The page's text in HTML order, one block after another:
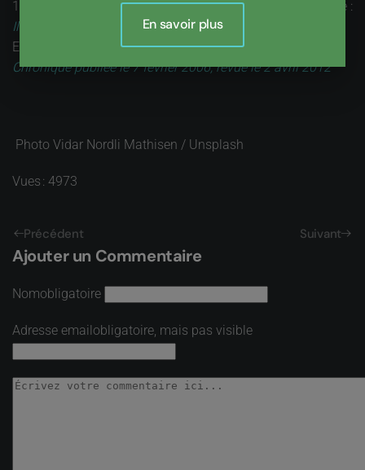
1 - On se reportera opportunément à l'ouvrage qu'il a dirigé :
Il y aura l'âge des choses légères , O2 France et Victoires-
Editions, 2003
Chronique publiée le 7 février 2006, revue le 2 avril 2012
Photo Vidar Nordli Mathisen / Unsplash
Vues : 4973
Précédent Suivant
Ajouter un Commentaire
Nomobligatoire
Adresse emailobligatoire, mais pas visible
En savoir plus